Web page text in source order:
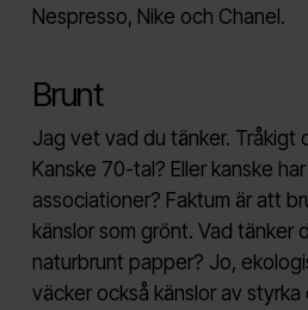
Nespresso, Nike och Chanel.
Brunt
Jag vet vad du tänker. Tråkigt
Kanske 70-tal? Eller kanske
associationer? Faktum är att
känslor som grönt. Vad tänker
naturbrunt papper? Jo,
väcker också känslor av